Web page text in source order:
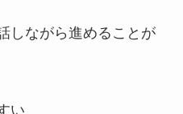
しながら進めることが
い